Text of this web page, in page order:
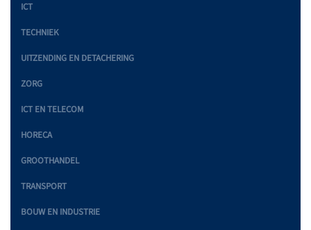
ICT
TECHNIEK
UITZENDING EN DETACHERING
ZORG
ICT EN TELECOM
HORECA
GROOTHANDEL
TRANSPORT
BOUW EN INDUSTRIE